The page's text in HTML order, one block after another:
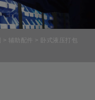
> 辅助配件
> 卧式液压打包